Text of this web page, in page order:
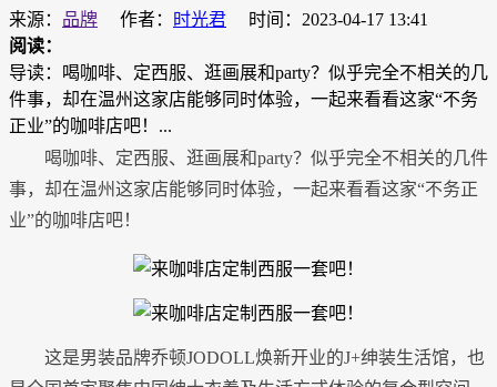
来源： 品牌 作者： 时光君
时间：2023-04-17 13:41
阅读：
导读：喝咖啡、定西服、逛画展和party？似乎完全不相关的几
件事，却在温州这家店能够同时体验，一起来看看这家“不务
正业”的咖啡店吧！...
喝咖啡、定西服、逛画展和party？似乎完全不相关的几件
事，却在温州这家店能够同时体验，一起来看看这家“不务正
业”的咖啡店吧！
这是男装品牌乔顿JODOLL焕新开业的J+绅装生活馆，也